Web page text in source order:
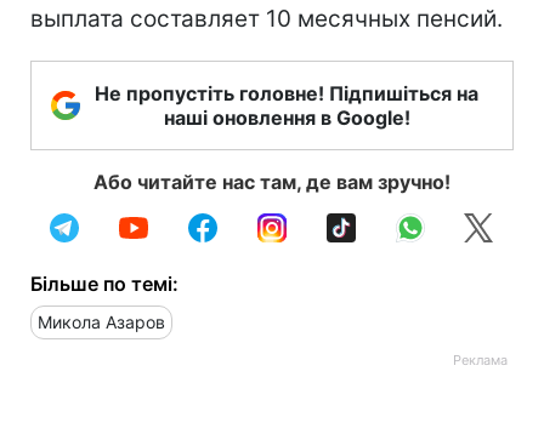
выплата составляет 10 месячных пенсий.
Не пропустіть головне! Підпишіться на
наші оновлення в Google!
Або читайте нас там, де вам зручно!
Більше по темі:
Микола Азаров